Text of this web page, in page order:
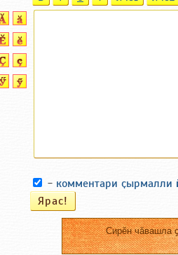
- комментари ҫырмалли
Сирӗн чӑвашла